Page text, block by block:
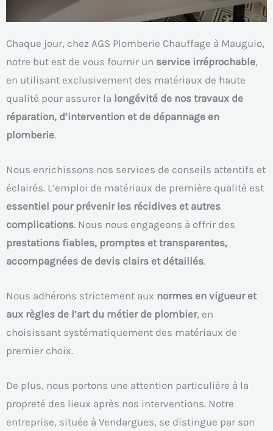
Chaque jour, chez AGS Plomberie Chauffage à Mauguio,
notre but est de vous fournir un service irréprochable,
en utilisant exclusivement des matériaux de haute
qualité pour assurer la longévité de nos travaux de
réparation, d’intervention et de dépannage en
plomberie.
Nous enrichissons nos services de conseils attentifs et
éclairés. L’emploi de matériaux de première qualité est
essentiel pour prévenir les récidives et autres
complications. Nous nous engageons à offrir des
prestations fiables, promptes et transparentes,
accompagnées de devis clairs et détaillés.
Nous adhérons strictement aux normes en vigueur et
aux règles de l’art du métier de plombier, en
choisissant systématiquement des matériaux de
premier choix.
De plus, nous portons une attention particulière à la
propreté des lieux après nos interventions. Notre
entreprise, située à Vendargues, se distingue par son